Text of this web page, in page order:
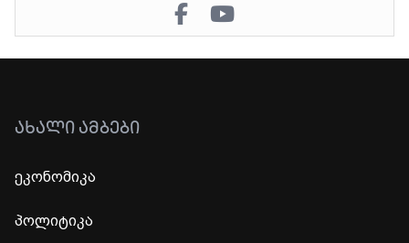
ᲐᲮᲐᲚᲘ ᲐᲛᲑᲔᲑᲘ
ეკონომიკა
პოლიტიკა